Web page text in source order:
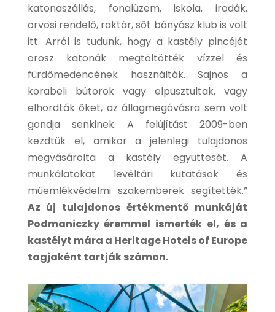
katonaszállás, fonalüzem, iskola, irodák,
orvosi rendelő, raktár, sőt bányász klub is volt
itt. Arról is tudunk, hogy a kastély pincéjét
orosz katonák megtöltötték vízzel és
fürdőmedencének használták. Sajnos a
korabeli bútorok vagy elpusztultak, vagy
elhordták őket, az állagmegóvásra sem volt
gondja senkinek. A felújítást 2009-ben
kezdtük el, amikor a jelenlegi tulajdonos
megvásárolta a kastély együttesét. A
munkálatokat levéltári kutatások és
műemlékvédelmi szakemberek segítették.”
Az új tulajdonos értékmentő munkáját
Podmaniczky éremmel ismerték el, és a
kastélyt mára a Heritage Hotels of Europe
tagjaként tartják számon.